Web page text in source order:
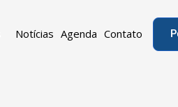
Notícias Agenda Contato